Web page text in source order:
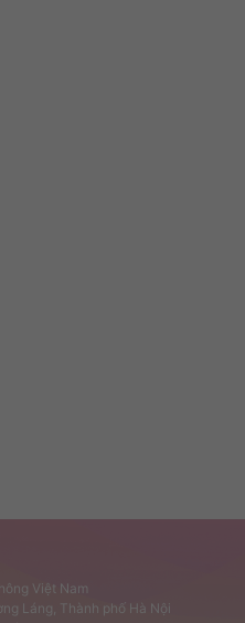
Việt Nam
Láng, Thành phố Hà Nội